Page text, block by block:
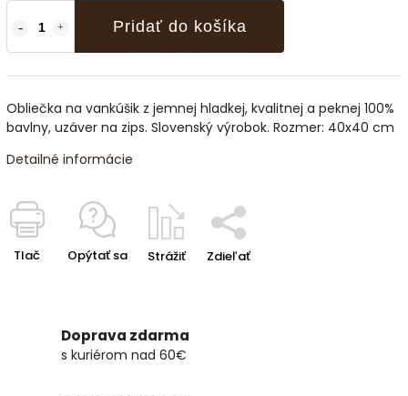
Pridať do košíka
Obliečka na vankúšik z jemnej hladkej, kvalitnej a peknej 100%
bavlny, uzáver na zips. Slovenský výrobok. Rozmer: 40x40 cm
Detailné informácie
Tlač Opýtať sa Strážiť Zdieľať
Doprava zdarma
s kuriérom nad 60€